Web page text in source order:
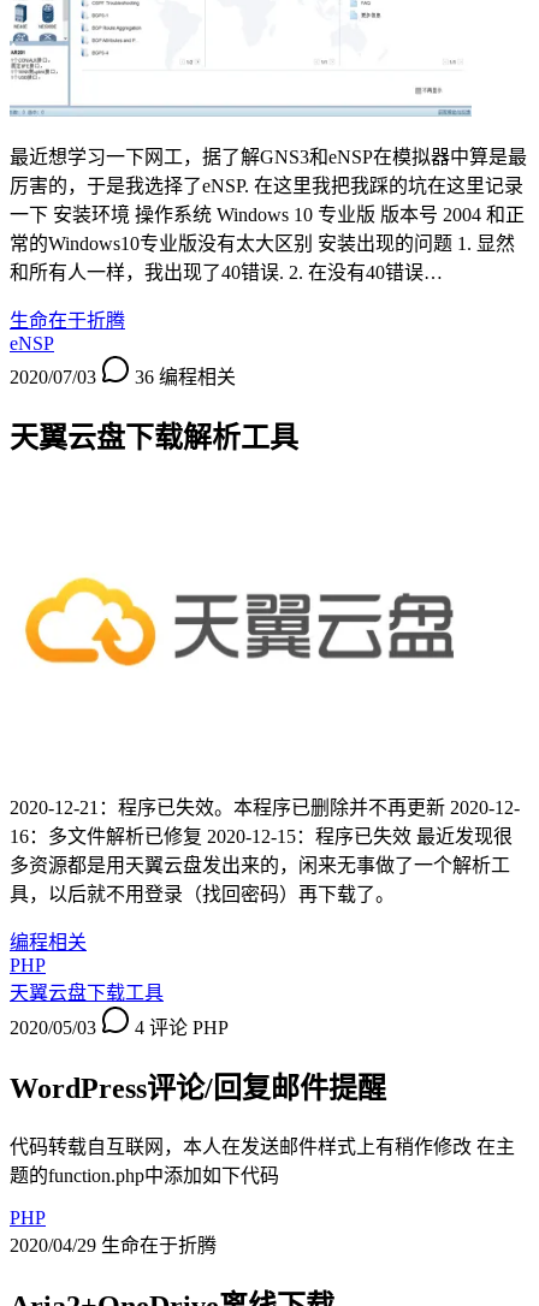
最近想学习一下网工，据了解GNS3和eNSP在模拟器中算是最
厉害的，于是我选择了eNSP. 在这里我把我踩的坑在这里记录
一下 安装环境 操作系统 Windows 10 专业版 版本号 2004 和正
常的Windows10专业版没有太大区别 安装出现的问题 1. 显然
和所有人一样，我出现了40错误. 2. 在没有40错误…
生命在于折腾
eNSP
2020/07/03
36 编程相关
天翼云盘下载解析工具
2020-12-21：程序已失效。本程序已删除并不再更新 2020-12-
16：多文件解析已修复 2020-12-15：程序已失效 最近发现很
多资源都是用天翼云盘发出来的，闲来无事做了一个解析工
具，以后就不用登录（找回密码）再下载了。
编程相关
PHP
天翼云盘下载工具
2020/05/03
4 评论 PHP
WordPress评论/回复邮件提醒
代码转载自互联网，本人在发送邮件样式上有稍作修改 在主
题的function.php中添加如下代码
PHP
2020/04/29 生命在于折腾